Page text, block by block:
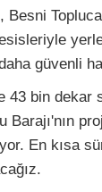
Besni
güvenli
43 bin dekar
En kısa